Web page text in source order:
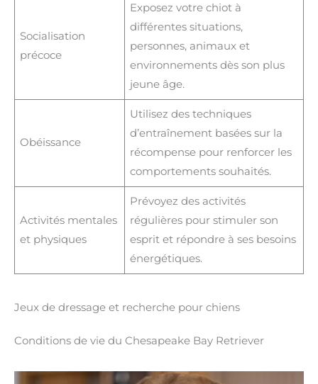
Socialisation
précoce
Exposez votre chiot à
différentes situations,
personnes, animaux et
environnements dès son plus
jeune âge.
Obéissance
Utilisez des techniques
d’entraînement basées sur la
récompense pour renforcer les
comportements souhaités.
Activités mentales
et physiques
Prévoyez des activités
régulières pour stimuler son
esprit et répondre à ses besoins
énergétiques.
Jeux de dressage et recherche pour chiens
Conditions de vie du Chesapeake Bay Retriever